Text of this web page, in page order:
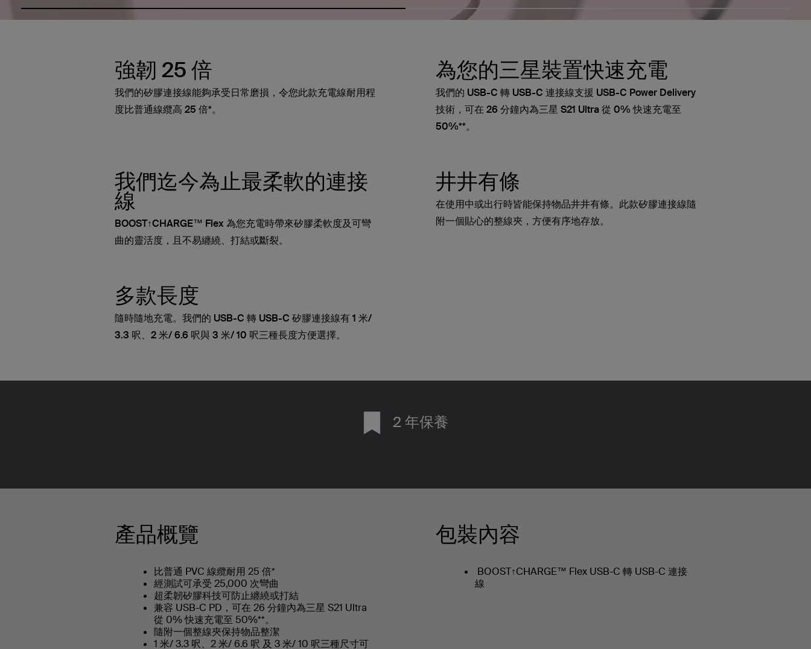
強韌 25 倍
我們的矽膠連接線能夠承受日常磨損，令您此款充電線耐用程
度比普通線纜高 25 倍*。
為您的三星裝置快速充電
我們的 USB-C 轉 USB-C 連接線支援 USB-C Power Delivery
技術，可在 26 分鐘內為三星 S21 Ultra 從 0% 快速充電至
50%**。
我們迄今為止最柔軟的連接
線
BOOST↑CHARGE™ Flex 為您充電時帶來矽膠柔軟度及可彎
曲的靈活度，且不易纏繞、打結或斷裂。
井井有條
在使用中或出行時皆能保持物品井井有條。此款矽膠連接線隨
附一個貼心的整線夾，方便有序地存放。
多款長度
隨時隨地充電。我們的 USB-C 轉 USB-C 矽膠連接線有 1 米/
3.3 呎、2 米/ 6.6 呎與 3 米/ 10 呎三種長度方便選擇。
2 年保養
產品概覽
比普通 PVC 線纜耐用 25 倍*
經測試可承受 25,000 次彎曲
超柔韌矽膠科技可防止纏繞或打結
兼容 USB-C PD，可在 26 分鐘內為三星 S21 Ultra
從 0% 快速充電至 50%**。
隨附一個整線夾保持物品整潔
1 米/ 3.3 呎、2 米/ 6.6 呎 及 3 米/ 10 呎三種尺寸可
包裝內容
BOOST↑CHARGE™ Flex USB-C 轉 USB-C 連接
線